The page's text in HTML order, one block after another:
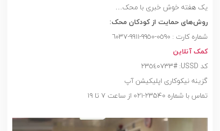
یک هفته خوش خبری با محک…
روش‌های حمایت از کودکان محک:
شماره کارت : ٠٥٩٠-٩٩٥٠-٩٩١١-٦٠٣٧
کمک آنلاین
کد USSD: #٢٣٥٤٠٧٣٣ ‏‎
گزینه نیکوکاری اپلیکیشن آپ
تماس با شماره ۲۳۵۴۰-۰۲۱ از ساعت ۷ تا ۱۹
نمایشگر